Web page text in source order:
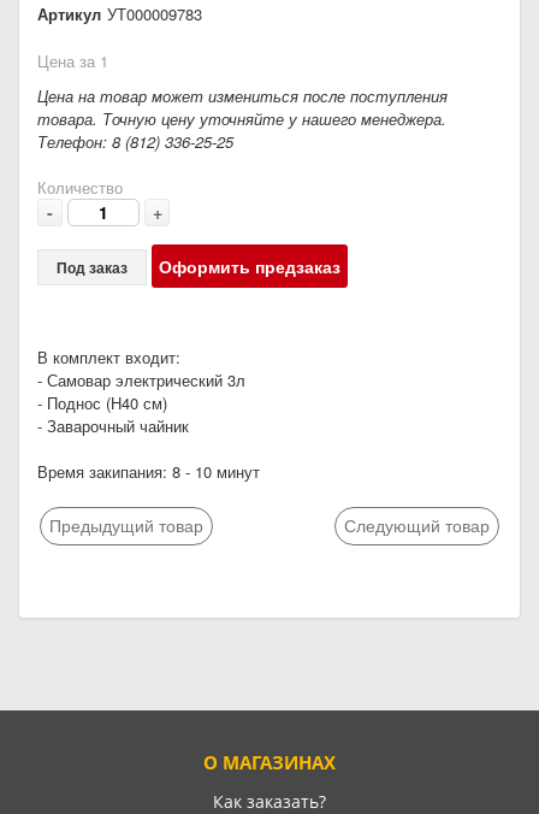
Артикул УТ000009783
Цена за 1
Цена на товар может измениться после поступления
товара. Точную цену уточняйте у нашего менеджера.
Телефон: 8 (812) 336-25-25
Количество
- +
Под заказ Оформить предзаказ
В комплект входит:
- Самовар электрический 3л
- Поднос (Н40 см)
- Заварочный чайник
Время закипания: 8 - 10 минут
Предыдущий товар Следующий товар
О МАГАЗИНАХ
Как заказать?